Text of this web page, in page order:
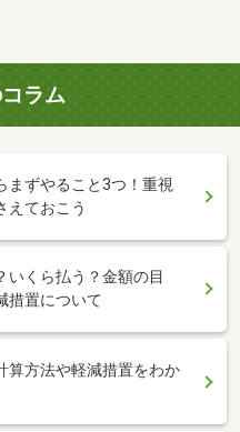
ラム
まずやること3つ！重視
えておこう
いくら払う？金額の目
措置について
算方法や軽減措置をわか